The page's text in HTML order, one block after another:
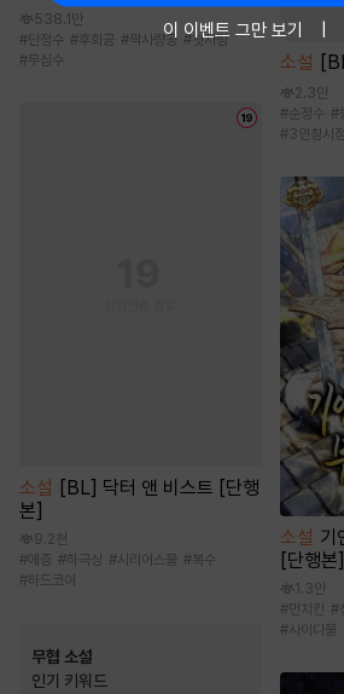
538.1만
#단정수 #후회공 #짝사랑공 #첫사랑
#무심수
소설 [BL] 닥터 앤 비스트 [단행
본]
9.2천
#애증 #하극상 #시리어스물 #복수
#하드코어
무협 소설
인기 키워드
소설
2.3만
#순정수 #
#3인칭시점
소설 기
[단행본]
1.3만
#먼치킨 #
#사이다물
이 이벤트 그만 보기